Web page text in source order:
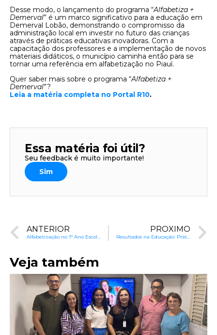
Desse modo, o lançamento do programa “Alfabetiza +
Demerval” é um marco significativo para a educação em
Demerval Lobão, demonstrando o compromisso da
administração local em investir no futuro das crianças
através de práticas educativas inovadoras. Com a
capacitação dos professores e a implementação de novos
materiais didáticos, o município caminha então para se
tornar uma referência em alfabetização no Piauí.
Quer saber mais sobre o programa “Alfabetiza +
Demerval”?
Leia a matéria completa no Portal R10.
Essa matéria foi útil?
Seu feedback é muito importante!
Sim
ANTERIOR PRÓXIMO
Veja também